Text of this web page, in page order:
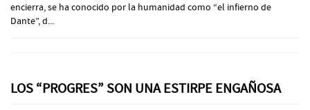
encierra, se ha conocido por la humanidad como “el infierno de
Dante”, d...
LOS “PROGRES” SON UNA ESTIRPE ENGAÑOSA